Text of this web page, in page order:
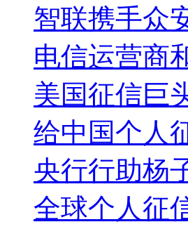
智联携手众
电信运营商
美国征信巨
给中国个人
央行行助杨
全球个人征